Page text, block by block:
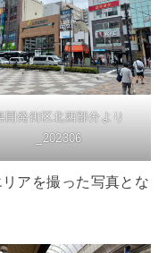
開発街区北西部分より
_202306
アを撮った写真とな